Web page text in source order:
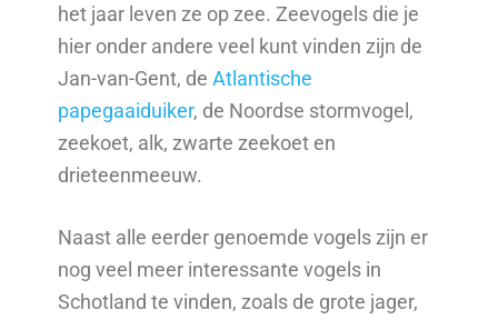
het jaar leven ze op zee. Zeevogels die je
hier onder andere veel kunt vinden zijn de
Jan-van-Gent, deAtlantische
papegaaiduiker, de Noordse stormvogel,
zeekoet, alk, zwarte zeekoet en
drieteenmeeuw.
Naast alle eerder genoemde vogels zijn er
nog veel meer interessante vogels in
Schotland te vinden, zoals de grote jager,